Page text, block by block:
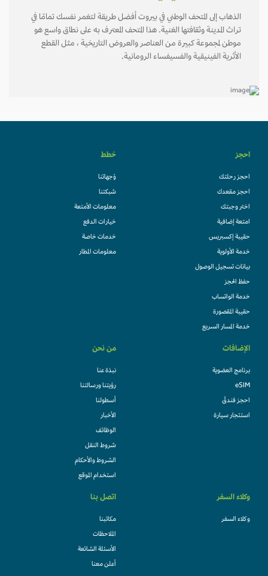
الذهاب إلى المتحف الوطني في بيروت أفضل طريقة لتغمر نفسك تمامًا في
تراث المدينة وثقافتها الغنية. هذا المتحف المعترف به على نطاق واسع هو
موطن لمجموعة كبيرة من العناصر والعروض التاريخية ، مثل القطع
الأثرية الفينيقية والفسيفساء الرومانية.
احجز
احجز رحلتك
احجز مقعدك
اختر وجبتك
امتعة إضافية
حقيبة إكسبريس
خدمة الأولوية
بيانات تسجيل الوصول
حفظ الحجز
خدمة الواتساب
حقيبة المقصورة
خدمة المسار السريع
خطط
وُجهاتنا
شبكتنا
معلومات الأمتعة
خيارات الدفع
خدمات خاصة
معلومات المطار
الإضافات
برنامج العضوية
eSIM
احجز فندقً
استئجار سيارة
من نحن
نبذة عنا
رؤيتنا ورسالتنا
أسطولنا
الأخبار
الوظائف
شروط النقل
الشروط والأحكام
استخدام الموقع
وكلاء السفر
وكلاء السفر
اتصل بنا
مكاتبنا
الملاحظات
الأسئلة الشائعة
أعلن معنا